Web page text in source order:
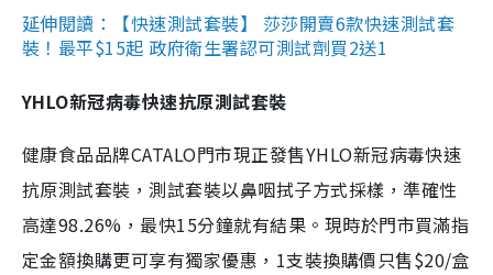
延伸閱讀：【快速測試套裝】 莎莎開賣6款快速測試套
裝！最平$15起 政府衛生署認可測試劑買2送1
YHLO新冠病毒快速抗原測試套裝
健康食品品牌CATALO門市現正發售YHLO新冠病毒快速
抗原測試套裝，測試套裝以鼻咽拭子方式採樣，準確性
高達98.26%，最快15分鐘就有結果。現時於門市買滿指
定金額換購更可享有獨家優惠，1支裝換購價只售$20/盒